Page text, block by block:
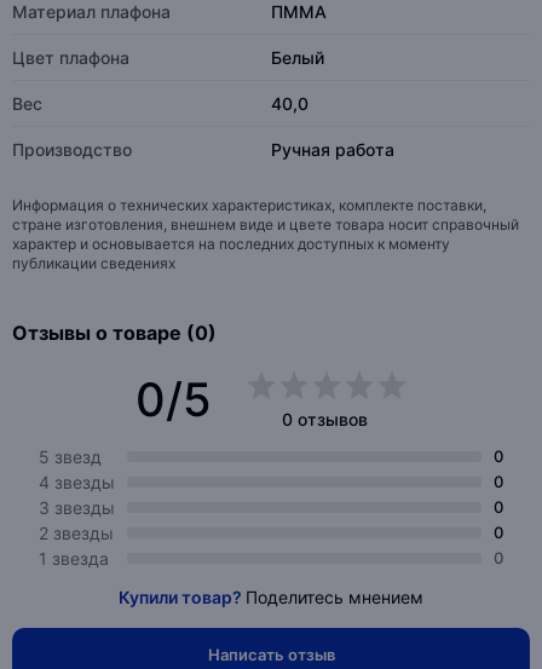
Материал плафона ПММА
Цвет плафона Белый
Вес 40,0
Производство Ручная работа
Информация о технических характеристиках, комплекте поставки,
стране изготовления, внешнем виде и цвете товара носит справочный
характер и основывается на последних доступных к моменту
публикации сведениях
Отзывы о товаре (0)
0/5
0 отзывов
5 звезд
0
4 звезды 0
3 звезды 0
2 звезды 0
1 звезда 0
Купили товар? Поделитесь мнением
Написать отзыв